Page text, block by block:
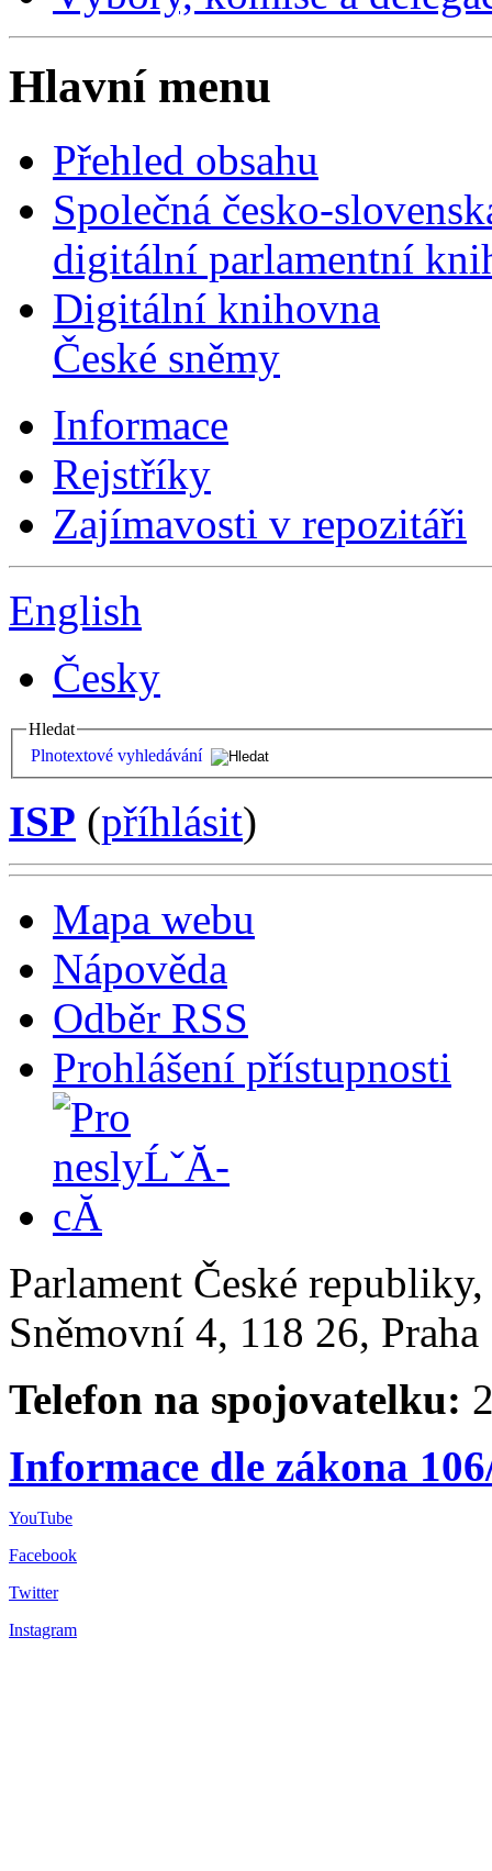
Hlavní menu
Přehled obsahu
Společná česko-
digitální parlamentní
Digitální knihovna
České sněmy
Informace
Rejstříky
Zajímavosti v repozitáři
English
Česky
Hledat
Plnotextové vyhledávání
ISP (příhlásit)
Mapa webu
Nápověda
Odběr RSS
Prohlášení přístupnosti
Parlament České
Sněmovní 4, 118 26,
Telefon na spojovatelku:
Informace dle zákona
YouTube
Facebook
Twitter
Instagram